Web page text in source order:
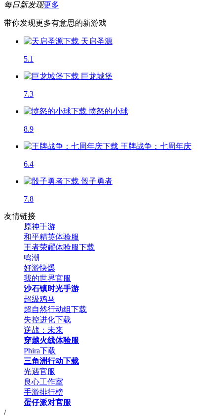
每日新发现更多
带你发现更多有意思的新游戏
天启圣源
5.1
巨龙城堡
7.3
愤怒的小球
8.9
王牌战争：七周年庆
6.4
骰子勇者
7.8
友情链接
原神手游
和平精英体验服
王者荣耀体验服下载
鸣潮
好游快爆
我的世界官服
沙石镇时光手游
超级鸡马
超自然行动组下载
失控进化下载
逆战：未来
穿越火线体验服
Phira下载
三角洲行动下载
光遇官服
良心工作室
手游排行榜
蛋仔派对官服
/